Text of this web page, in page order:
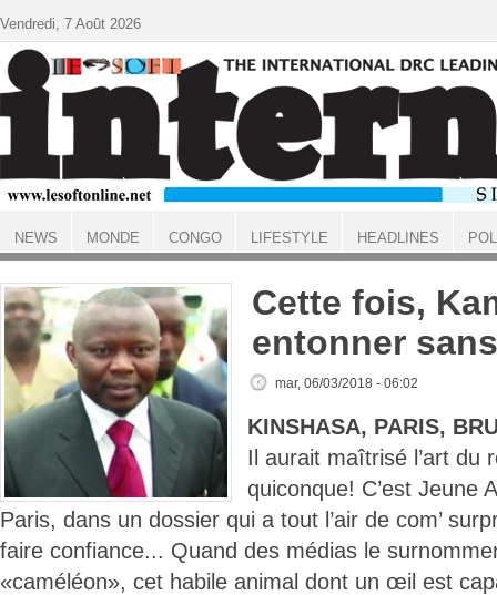
ACCUEIL
Cette fois,
entonner
mar, 06/03/2018 - 06:02
KINSHASA, PARIS,
Il aurait maîtrisé l’art du
quiconque! C’est Jeune
Paris, dans un dossier qui a tout l’air de com’
faire confiance... Quand des médias le
«caméléon», cet habile animal dont un œil est
Vendredi, 7 Août 2026
NEWS MONDE CONGO LIFESTYLE HEADLINES